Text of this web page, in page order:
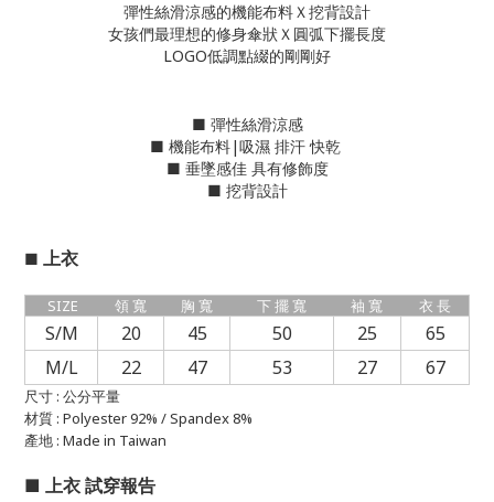
彈性絲滑涼感的機能布料Ｘ挖背設計
女孩們最理想的修身傘狀Ｘ圓弧下擺長度
LOGO低調點綴的剛剛好
■ 彈性絲滑涼感
■ 機能布料|吸濕 排汗 快乾
■ 垂墜感佳 具有修飾度
■ 挖背設計
■ 上衣
SIZE 領 寬 胸 寬 下 擺 寬 袖 寬 衣 長
S/M 20 45 50 25
65
M/L
22 47 53 27 67
尺寸 : 公分平量
材質 : Polyester 92% / Spandex 8%
產地 : Made in Taiwan
■ 上衣試穿報告